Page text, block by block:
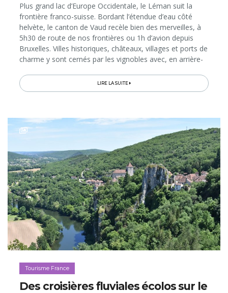
Plus grand lac d’Europe Occidentale, le Léman suit la
frontière franco-suisse. Bordant l’étendue d’eau côté
helvète, le canton de Vaud recèle bien des merveilles, à
5h30 de route de nos frontières ou 1h d’avion depuis
Bruxelles. Villes historiques, châteaux, villages et ports de
charme y sont cernés par les vignobles avec, en arrière-
LIRE LA SUITE
Tourisme France
Des croisières fluviales écolos sur le